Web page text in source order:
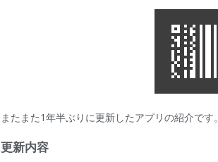
またまた1年半ぶりに更新したアプリの紹介です。
更新内容